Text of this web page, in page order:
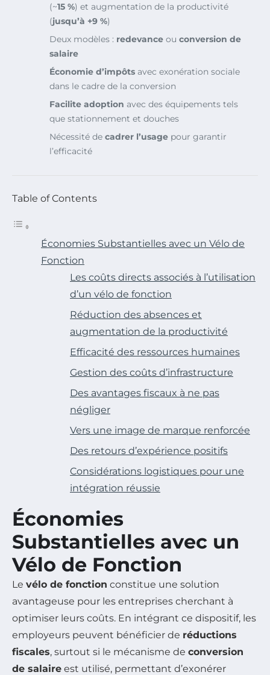
(~15 %) et augmentation de la productivité
(jusqu’à +9 %)
Deux modèles : redevance ou conversion de
salaire
Économie d’impôts avec exonération sociale
dans le cadre de la conversion
Facilite adoption avec des équipements tels
que stationnement et douches
Nécessité de cadrer l’usage pour garantir
l’efficacité
Table of Contents
Économies Substantielles avec un Vélo de
Fonction
Les coûts directs associés à l’utilisation
d’un vélo de fonction
Réduction des absences et
augmentation de la productivité
Efficacité des ressources humaines
Gestion des coûts d’infrastructure
Des avantages fiscaux à ne pas
négliger
Vers une image de marque renforcée
Des retours d’expérience positifs
Considérations logistiques pour une
intégration réussie
Économies
Substantielles avec un
Vélo de Fonction
Le vélo de fonction constitue une solution
avantageuse pour les entreprises cherchant à
optimiser leurs coûts. En intégrant ce dispositif, les
employeurs peuvent bénéficier de réductions
fiscales, surtout si le mécanisme de conversion
de salaire est utilisé, permettant d’exonérer